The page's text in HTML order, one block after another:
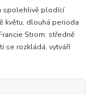
spolehlivě plodící
květu, dlouhá perioda
Strom: středně
se rozkládá, vytváří